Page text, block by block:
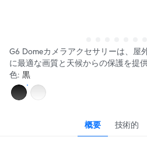
G6 Domeカメラアクセサリーは、屋
に最適な画質と天候からの保護を提供
色: 黒
概要 技術的